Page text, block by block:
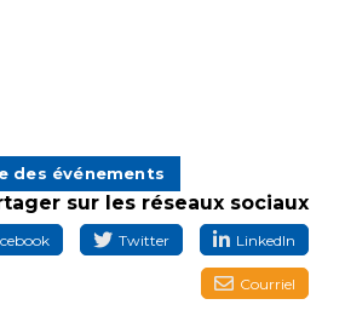
des événements
sur les réseaux sociaux
Twitter LinkedIn
Courriel